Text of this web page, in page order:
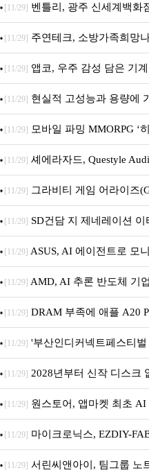
Crosshair X870E EDITION 20
[11/29] 벤틀리, 광주 신세계백화
픈
[11/29] 주연테크, 소방가족희망
니터·스마트 펫 침대 기부
[11/29] 앱코, 우주 감성 담은 기
브랜드데이 기획전 진행
[11/29] 현실적 고성능과 용량에
M.2 NVMe 디앤디컴 1TB
[11/29] 모바일 파밍 MMORPG ‘
[11/29] 셰에라자드, Questyle
내 정식 출시
[11/29] 그라비티 게임 어라이즈
던전 13’ 참가!
[11/29] SD건담 지 제네레이션
아의 용사’ 재개최 및 풍성한
[11/29] ASUS, AI 에이전트로 모
[11/29] AMD, AI 추론 반도체 기
[11/29] DRAM 부족에 애플 A20
퍼 대기
[11/29] '부산인디커넥트페스티
개막... 22일간 진행
[11/29] 2028년부터 신작 디스크
문 추가
[11/29] 원스토어, 앱마켓 최초 AI
[11/29] 마이크로닉스, EZDIY-
시
[11/29] 서린씨앤아이, 팀그룹 노